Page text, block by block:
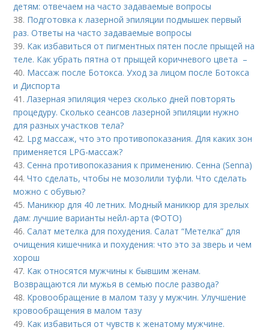
детям: отвечаем на часто задаваемые вопросы
38. Подготовка к лазерной эпиляции подмышек первый
раз. Ответы на часто задаваемые вопросы
39. Как избавиться от пигментных пятен после прыщей на
теле. Как убрать пятна от прыщей коричневого цвета –
40. Массаж после Ботокса. Уход за лицом после Ботокса
и Диспорта
41.Лазерная эпиляция через сколько дней повторять
процедуру. Сколько сеансов лазерной эпиляции нужно
для разных участков тела?
42. Lpg массаж, что это противопоказания. Для каких зон
применяется LPG-массаж?
43.Сенна противопоказания к применению. Сенна (Senna)
44.Что сделать, чтобы не мозолили туфли. Что сделать
можно с обувью?
45. Маникюр для 40 летних. Модный маникюр для зрелых
дам: лучшие варианты нейл-арта (ФОТО)
46.Салат метелка для похудения. Салат “Метелка” для
очищения кишечника и похудения: что это за зверь и чем
хорош
47. Как относятся мужчины к бывшим женам.
Возвращаются ли мужья в семью после развода?
48. Кровообращение в малом тазу у мужчин. Улучшение
кровообращения в малом тазу
49. Как избавиться от чувств к женатому мужчине.